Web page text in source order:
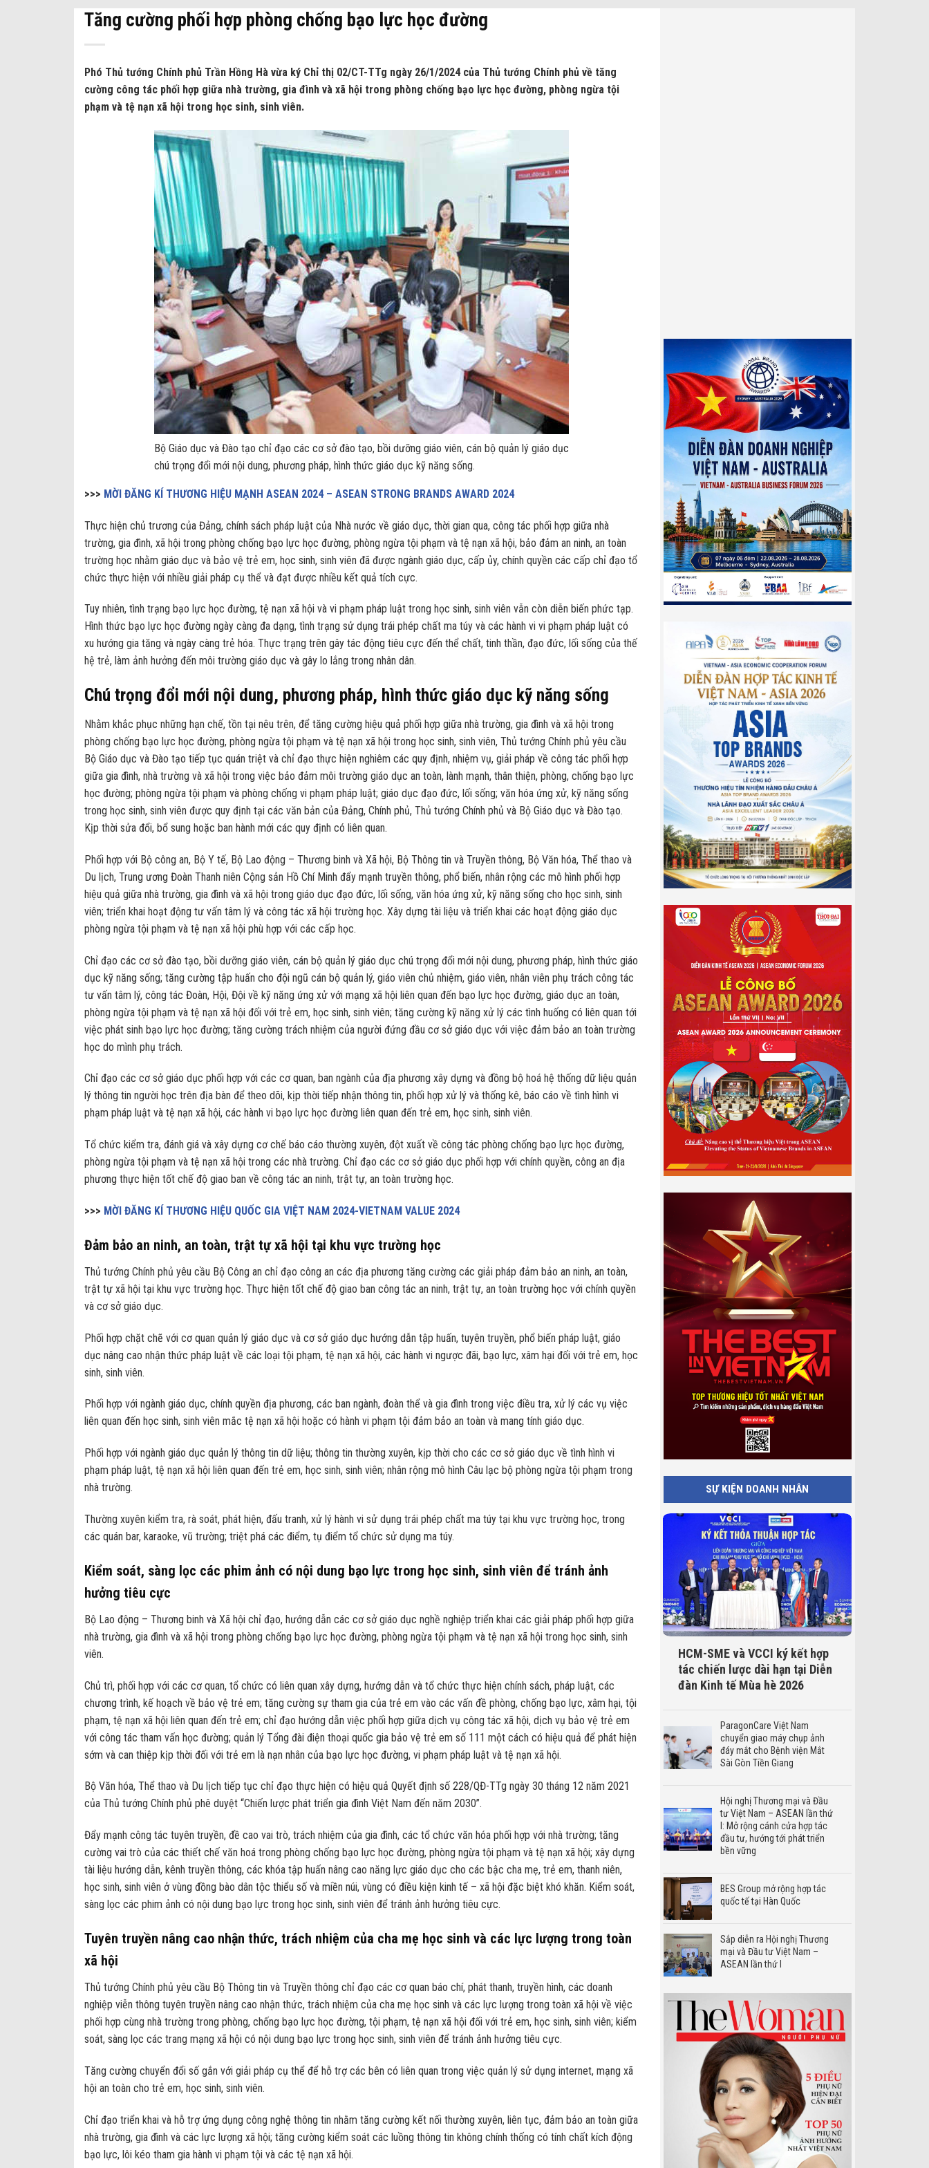
Tăng cường phối hợp phòng chống bạo lực học đường
Phó Thủ tướng Chính phủ Trần Hồng Hà vừa ký Chỉ thị 02/CT-TTg ngày 26/1/2024 của Thủ tướng Chính phủ về tăng
cường công tác phối hợp giữa nhà trường, gia đình và xã hội trong phòng chống bạo lực học đường, phòng ngừa tội
phạm và tệ nạn xã hội trong học sinh, sinh viên.
Bộ Giáo dục và Đào tạo chỉ đạo các cơ sở đào tạo, bồi dưỡng giáo viên, cán bộ quản lý giáo dục
chú trọng đổi mới nội dung, phương pháp, hình thức giáo dục kỹ năng sống.
>>> MỜI ĐĂNG KÍ THƯƠNG HIỆU MẠNH ASEAN 2024 – ASEAN STRONG BRANDS AWARD 2024
Thực hiện chủ trương của Đảng, chính sách pháp luật của Nhà nước về giáo dục, thời gian qua, công tác phối hợp giữa nhà
trường, gia đình, xã hội trong phòng chống bạo lực học đường, phòng ngừa tội phạm và tệ nạn xã hội, bảo đảm an ninh, an toàn
trường học nhằm giáo dục và bảo vệ trẻ em, học sinh, sinh viên đã được ngành giáo dục, cấp ủy, chính quyền các cấp chỉ đạo tổ
chức thực hiện với nhiều giải pháp cụ thể và đạt được nhiều kết quả tích cực.
Tuy nhiên, tình trạng bạo lực học đường, tệ nạn xã hội và vi phạm pháp luật trong học sinh, sinh viên vẫn còn diễn biến phức tạp.
Hình thức bạo lực học đường ngày càng đa dạng, tình trạng sử dụng trái phép chất ma túy và các hành vi vi phạm pháp luật có
xu hướng gia tăng và ngày càng trẻ hóa. Thực trạng trên gây tác động tiêu cực đến thể chất, tinh thần, đạo đức, lối sống của thế
hệ trẻ, làm ảnh hưởng đến môi trường giáo dục và gây lo lắng trong nhân dân.
Chú trọng đổi mới nội dung, phương pháp, hình thức giáo dục kỹ năng sống
Nhằm khắc phục những hạn chế, tồn tại nêu trên, để tăng cường hiệu quả phối hợp giữa nhà trường, gia đình và xã hội trong
phòng chống bạo lực học đường, phòng ngừa tội phạm và tệ nạn xã hội trong học sinh, sinh viên, Thủ tướng Chính phủ yêu cầu
Bộ Giáo dục và Đào tạo tiếp tục quán triệt và chỉ đạo thực hiện nghiêm các quy định, nhiệm vụ, giải pháp về công tác phối hợp
giữa gia đình, nhà trường và xã hội trong việc bảo đảm môi trường giáo dục an toàn, lành mạnh, thân thiện, phòng, chống bạo lực
học đường; phòng ngừa tội phạm và phòng chống vi phạm pháp luật; giáo dục đạo đức, lối sống; văn hóa ứng xử, kỹ năng sống
trong học sinh, sinh viên được quy định tại các văn bản của Đảng, Chính phủ, Thủ tướng Chính phủ và Bộ Giáo dục và Đào tạo.
Kịp thời sửa đổi, bổ sung hoặc ban hành mới các quy định có liên quan.
Phối hợp với Bộ công an, Bộ Y tế, Bộ Lao động – Thương binh và Xã hội, Bộ Thông tin và Truyền thông, Bộ Văn hóa, Thể thao và
Du lịch, Trung ương Đoàn Thanh niên Cộng sản Hồ Chí Minh đẩy mạnh truyền thông, phổ biến, nhân rộng các mô hình phối hợp
hiệu quả giữa nhà trường, gia đình và xã hội trong giáo dục đạo đức, lối sống, văn hóa ứng xử, kỹ năng sống cho học sinh, sinh
viên; triển khai hoạt động tư vấn tâm lý và công tác xã hội trường học. Xây dựng tài liệu và triển khai các hoạt động giáo dục
phòng ngừa tội phạm và tệ nạn xã hội phù hợp với các cấp học.
Chỉ đạo các cơ sở đào tạo, bồi dưỡng giáo viên, cán bộ quản lý giáo dục chú trọng đổi mới nội dung, phương pháp, hình thức giáo
dục kỹ năng sống; tăng cường tập huấn cho đội ngũ cán bộ quản lý, giáo viên chủ nhiệm, giáo viên, nhân viên phụ trách công tác
tư vấn tâm lý, công tác Đoàn, Hội, Đội về kỹ năng ứng xử với mạng xã hội liên quan đến bạo lực học đường, giáo dục an toàn,
phòng ngừa tội phạm và tệ nạn xã hội đối với trẻ em, học sinh, sinh viên; tăng cường kỹ năng xử lý các tình huống có liên quan tới
việc phát sinh bạo lực học đường; tăng cường trách nhiệm của người đứng đầu cơ sở giáo dục với việc đảm bảo an toàn trường
học do mình phụ trách.
Chỉ đạo các cơ sở giáo dục phối hợp với các cơ quan, ban ngành của địa phương xây dựng và đồng bộ hoá hệ thống dữ liệu quản
lý thông tin người học trên địa bàn để theo dõi, kịp thời tiếp nhận thông tin, phối hợp xử lý và thống kê, báo cáo về tình hình vi
phạm pháp luật và tệ nạn xã hội, các hành vi bạo lực học đường liên quan đến trẻ em, học sinh, sinh viên.
Tổ chức kiểm tra, đánh giá và xây dựng cơ chế báo cáo thường xuyên, đột xuất về công tác phòng chống bạo lực học đường,
phòng ngừa tội phạm và tệ nạn xã hội trong các nhà trường. Chỉ đạo các cơ sở giáo dục phối hợp với chính quyền, công an địa
phương thực hiện tốt chế độ giao ban về công tác an ninh, trật tự, an toàn trường học.
>>> MỜI ĐĂNG KÍ THƯƠNG HIỆU QUỐC GIA VIỆT NAM 2024-VIETNAM VALUE 2024
Đảm bảo an ninh, an toàn, trật tự xã hội tại khu vực trường học
Thủ tướng Chính phủ yêu cầu Bộ Công an chỉ đạo công an các địa phương tăng cường các giải pháp đảm bảo an ninh, an toàn,
trật tự xã hội tại khu vực trường học. Thực hiện tốt chế độ giao ban công tác an ninh, trật tự, an toàn trường học với chính quyền
và cơ sở giáo dục.
Phối hợp chặt chẽ với cơ quan quản lý giáo dục và cơ sở giáo dục hướng dẫn tập huấn, tuyên truyền, phổ biến pháp luật, giáo
dục nâng cao nhận thức pháp luật về các loại tội phạm, tệ nạn xã hội, các hành vi ngược đãi, bạo lực, xâm hại đối với trẻ em, học
sinh, sinh viên.
Phối hợp với ngành giáo dục, chính quyền địa phương, các ban ngành, đoàn thể và gia đình trong việc điều tra, xử lý các vụ việc
liên quan đến học sinh, sinh viên mắc tệ nạn xã hội hoặc có hành vi phạm tội đảm bảo an toàn và mang tính giáo dục.
Phối hợp với ngành giáo dục quản lý thông tin dữ liệu; thông tin thường xuyên, kịp thời cho các cơ sở giáo dục về tình hình vi
phạm pháp luật, tệ nạn xã hội liên quan đến trẻ em, học sinh, sinh viên; nhân rộng mô hình Câu lạc bộ phòng ngừa tội phạm trong
nhà trường.
Thường xuyên kiểm tra, rà soát, phát hiện, đấu tranh, xử lý hành vi sử dụng trái phép chất ma túy tại khu vực trường học, trong
các quán bar, karaoke, vũ trường; triệt phá các điểm, tụ điểm tổ chức sử dụng ma túy.
Kiểm soát, sàng lọc các phim ảnh có nội dung bạo lực trong học sinh, sinh viên để tránh ảnh
hưởng tiêu cực
Bộ Lao động – Thương binh và Xã hội chỉ đạo, hướng dẫn các cơ sở giáo dục nghề nghiệp triển khai các giải pháp phối hợp giữa
nhà trường, gia đình và xã hội trong phòng chống bạo lực học đường, phòng ngừa tội phạm và tệ nạn xã hội trong học sinh, sinh
viên.
Chủ trì, phối hợp với các cơ quan, tổ chức có liên quan xây dựng, hướng dẫn và tổ chức thực hiện chính sách, pháp luật, các
chương trình, kế hoạch về bảo vệ trẻ em; tăng cường sự tham gia của trẻ em vào các vấn đề phòng, chống bạo lực, xâm hại, tội
phạm, tệ nạn xã hội liên quan đến trẻ em; chỉ đạo hướng dẫn việc phối hợp giữa dịch vụ công tác xã hội, dịch vụ bảo vệ trẻ em
với công tác tham vấn học đường; quản lý Tổng đài điện thoại quốc gia bảo vệ trẻ em số 111 một cách có hiệu quả để phát hiện
sớm và can thiệp kịp thời đối với trẻ em là nạn nhân của bạo lực học đường, vi phạm pháp luật và tệ nạn xã hội.
Bộ Văn hóa, Thể thao và Du lịch tiếp tục chỉ đạo thực hiện có hiệu quả Quyết định số 228/QĐ-TTg ngày 30 tháng 12 năm 2021
của Thủ tướng Chính phủ phê duyệt “Chiến lược phát triển gia đình Việt Nam đến năm 2030”.
Đẩy mạnh công tác tuyên truyền, đề cao vai trò, trách nhiệm của gia đình, các tổ chức văn hóa phối hợp với nhà trường; tăng
cường vai trò của các thiết chế văn hoá trong phòng chống bạo lực học đường, phòng ngừa tội phạm và tệ nạn xã hội; xây dựng
tài liệu hướng dẫn, kênh truyền thông, các khóa tập huấn nâng cao năng lực giáo dục cho các bậc cha mẹ, trẻ em, thanh niên,
học sinh, sinh viên ở vùng đồng bào dân tộc thiểu số và miền núi, vùng có điều kiện kinh tế – xã hội đặc biệt khó khăn. Kiểm soát,
sàng lọc các phim ảnh có nội dung bạo lực trong học sinh, sinh viên để tránh ảnh hưởng tiêu cực.
Tuyên truyền nâng cao nhận thức, trách nhiệm của cha mẹ học sinh và các lực lượng trong toàn
xã hội
Thủ tướng Chính phủ yêu cầu Bộ Thông tin và Truyền thông chỉ đạo các cơ quan báo chí, phát thanh, truyền hình, các doanh
nghiệp viễn thông tuyên truyền nâng cao nhận thức, trách nhiệm của cha mẹ học sinh và các lực lượng trong toàn xã hội về việc
phối hợp cùng nhà trường trong phòng, chống bạo lực học đường, tội phạm, tệ nạn xã hội đối với trẻ em, học sinh, sinh viên; kiểm
soát, sàng lọc các trang mạng xã hội có nội dung bạo lực trong học sinh, sinh viên để tránh ảnh hưởng tiêu cực.
Tăng cường chuyển đổi số gắn với giải pháp cụ thể để hỗ trợ các bên có liên quan trong việc quản lý sử dụng internet, mạng xã
hội an toàn cho trẻ em, học sinh, sinh viên.
Chỉ đạo triển khai và hỗ trợ ứng dụng công nghệ thông tin nhằm tăng cường kết nối thường xuyên, liên tục, đảm bảo an toàn giữa
nhà trường, gia đình và các lực lượng xã hội; tăng cường kiểm soát các luồng thông tin không chính thống có tính chất kích động
bạo lực, lôi kéo tham gia hành vi phạm tội và các tệ nạn xã hội.
SỰ KIỆN DOANH NHÂN
HCM-SME và VCCI ký kết hợp
tác chiến lược dài hạn tại Diễn
đàn Kinh tế Mùa hè 2026
ParagonCare Việt Nam
chuyển giao máy chụp ảnh
đáy mắt cho Bệnh viện Mắt
Sài Gòn Tiền Giang
Hội nghị Thương mại và Đầu
tư Việt Nam – ASEAN lần thứ
I: Mở rộng cánh cửa hợp tác
đầu tư, hướng tới phát triển
bền vững
BES Group mở rộng hợp tác
quốc tế tại Hàn Quốc
Sắp diễn ra Hội nghị Thương
mại và Đầu tư Việt Nam –
ASEAN lần thứ I